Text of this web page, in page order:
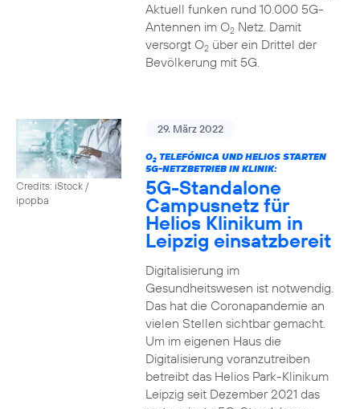
Aktuell funken rund 10.000 5G-
Antennen im O2Netz. Damit
versorgt O2über ein Drittel der
Bevölkerung mit 5G.
Credits: iStock /
ipopba
29. März 2022
O2TELEFÓNICA UND HELIOS STARTEN
5G-NETZBETRIEB IN KLINIK:
5G-Standalone
Campusnetz für
Helios Klinikum in
Leipzig einsatzbereit
Digitalisierung im
Gesundheitswesen ist notwendig.
Das hat die Coronapandemie an
vielen Stellen sichtbar gemacht.
Um im eigenen Haus die
Digitalisierung voranzutreiben
betreibt das Helios Park-Klinikum
Leipzig seit Dezember 2021 das